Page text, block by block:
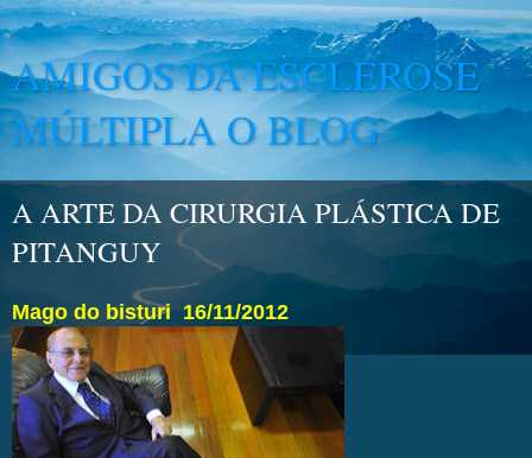
AMIGOS DA ESCLEROSE
MÚLTIPLA O BLOG
A ARTE DA CIRURGIA PLÁSTICA DE
PITANGUY
Mago do bisturi 16/11/2012